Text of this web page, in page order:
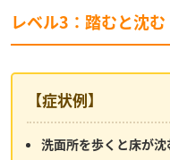
レベル3：踏むと沈
【症状例】
洗面所を歩くと床が沈